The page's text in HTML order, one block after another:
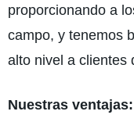
proporcionando a
campo, y tenemos
alto nivel a clientes
Nuestras ventajas: